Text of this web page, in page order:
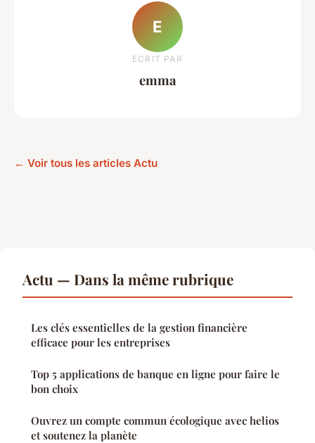
E
ECRIT PAR
emma
← Voir tous les articles Actu
Actu — Dans la même rubrique
Les clés essentielles de la gestion financière
efficace pour les entreprises
Top 5 applications de banque en ligne pour faire le
bon choix
Ouvrez un compte commun écologique avec helios
et soutenez la planète